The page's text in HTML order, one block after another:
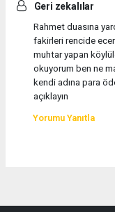
Geri zekalılar
Rahmet duasına
fakirleri rencide
muhtar yapan
okuyorum ben ne
kendi adına para
açıklayın
Yorumu Yanıtla